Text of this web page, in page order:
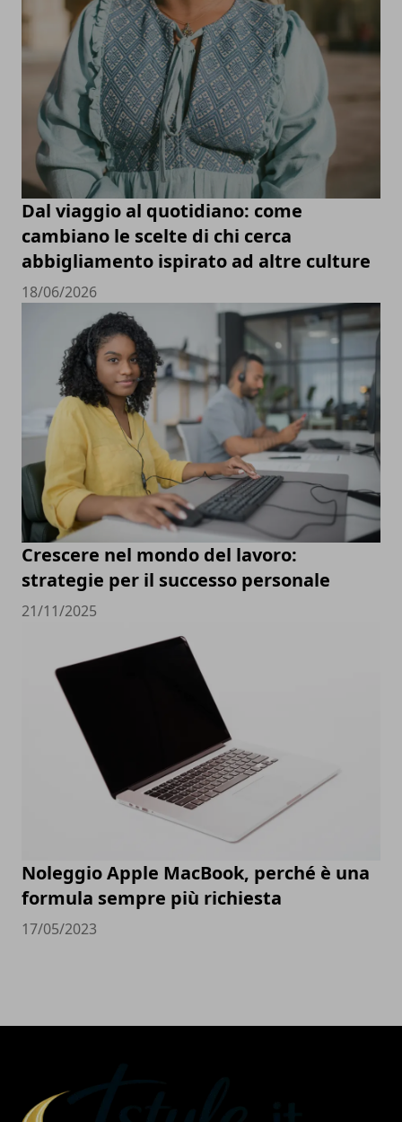
Dal viaggio al quotidiano: come
cambiano le scelte di chi cerca
abbigliamento ispirato ad altre culture
18/06/2026
Crescere nel mondo del lavoro:
strategie per il successo personale
21/11/2025
Noleggio Apple MacBook, perché è una
formula sempre più richiesta
17/05/2023